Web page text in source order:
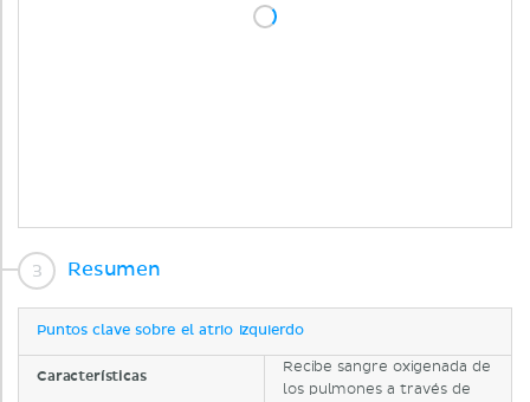
Resumen
Puntos clave sobre el atrio izquierdo
Características
Recibe sangre oxigenada de
los pulmones a través de